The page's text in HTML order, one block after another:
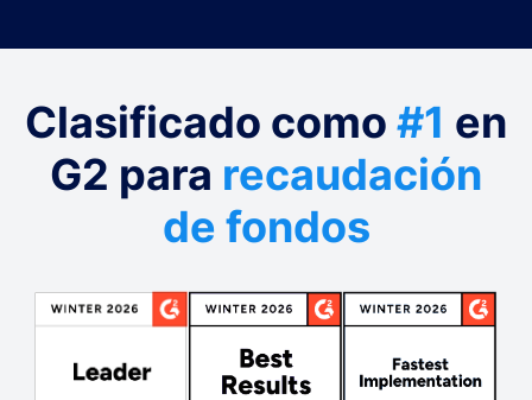
Clasificado como #1 en
G2 para recaudación
de fondos